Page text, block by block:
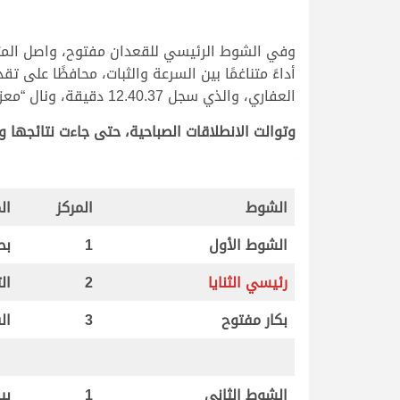
وفي الشوط الرئيسي للقعدان مفتوح، واصل
العفاري، والذي سجل 12.40.37 دقيقة، ونال “معزم” لمحمد راشد ثلاب جليميد الهاجري، المركز الثالث بتوقيت 12.40.66 دقيقة.
وتوالت الانطلاقات الصباحية، حتى جاءت نتائجها
الشوط المركز
الشوط الأول
1
رئيسي الثنايا
2
بكار مفتوح
3